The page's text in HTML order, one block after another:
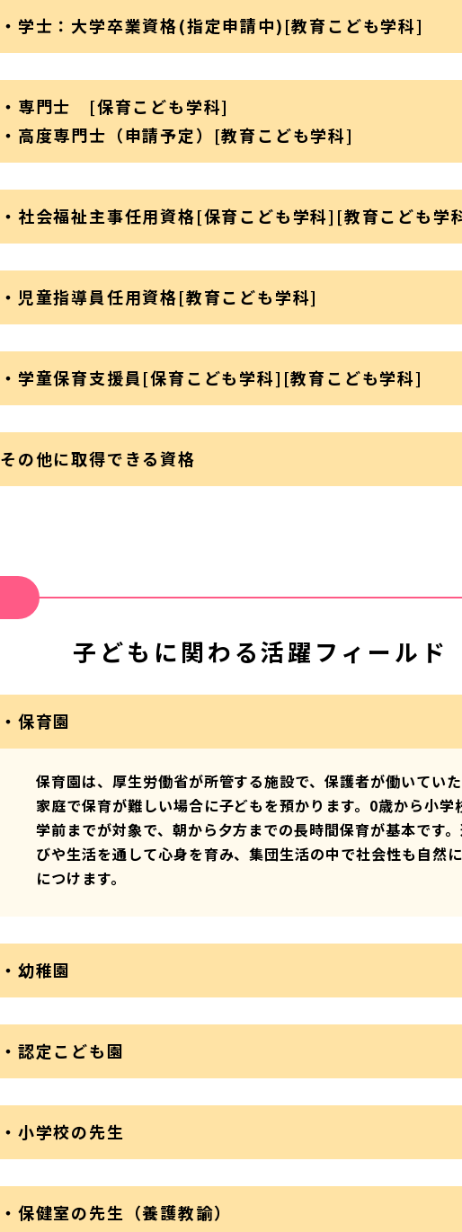
・学士：大学卒業資格(指定申請中)[教育こども学科]
・専門士 [保育こども学科]
・高度専門士（申請予定）[教育こども学科]
・社会福祉主事任用資格[保育こども学科][教育こども学
・児童指導員任用資格[教育こども学科]
・学童保育支援員[保育こども学科][教育こども学科]
その他に取得できる資格
子どもに関わる活躍フィールド
・保育園
保育園は、厚生労働省が所管する施設で、保護者が働いてい
家庭で保育が難しい場合に子どもを預かります。0歳から小学
学前までが対象で、朝から夕方までの長時間保育が基本です
びや生活を通して心身を育み、集団生活の中で社会性も自然
につけます。
・幼稚園
・認定こども園
・小学校の先生
・保健室の先生（養護教諭）